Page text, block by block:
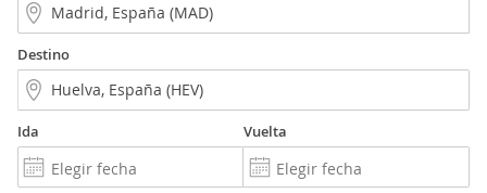
Destino
Ida Vuelta